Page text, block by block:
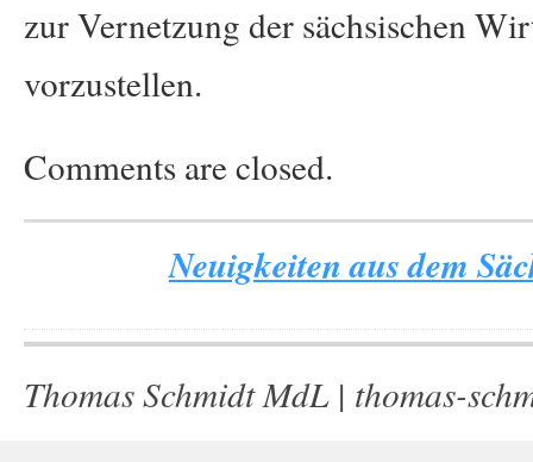
zur Vernetzung der sächsischen
vorzustellen.
Comments are closed.
Neuigkeiten aus dem
Thomas Schmidt MdL | thomas-